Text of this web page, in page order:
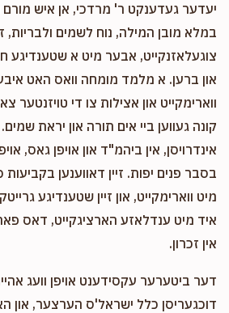
יעדער געדענקט ר' מרדכי, אן איש
במלא מובן המילה, נוח לשמים ולבריות,
צוגעלאזנקייט, אבער מיט א שטענדיגע
און ברען. א מלמד מומחה וואס האט
ווארימקייט און אצילות צו די טויזנטער
קונה געווען ביי אים תורה און יראת
אינדרויסן, אין ביהמ"ד און אויפן גאס,
בסבר פנים יפות. זיין דאווענען
מיט ווארימקייט, און זיין שטענדיגע
איד מיט ענדלאזע הארציגקייט, דאס
אין זכרון.
דער ביטערער עקסידענט אויפן וועג
דוכגעריסן כלל ישראל'ס הערצער, און